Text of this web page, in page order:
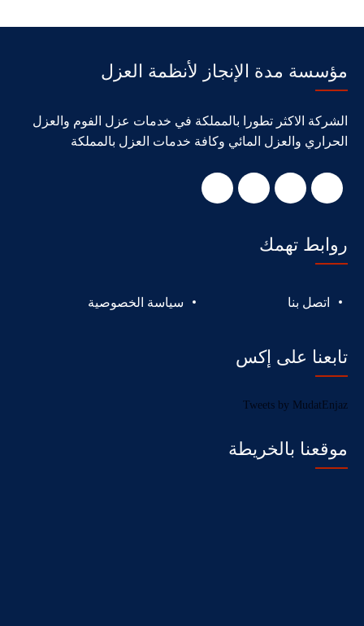
مؤسسة مدة الإنجاز لأنظمة العزل
الشركة الاكثر تطورا بالمملكة في خدمات عزل الفوم والعزل
الحراري والعزل المائي وكافة خدمات العزل بالمملكة
روابط تهمك
اتصل بنا سياسة الخصوصية
تابعنا على إكس
Tweets by MudatEnjaz
موقعنا بالخريطة